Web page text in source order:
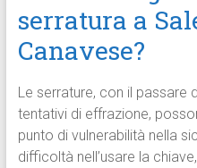
serratura a
Canavese?
Le serrature, con il passare
tentativi di effrazione,
punto di vulnerabilità nella
difficoltà nell’usare la